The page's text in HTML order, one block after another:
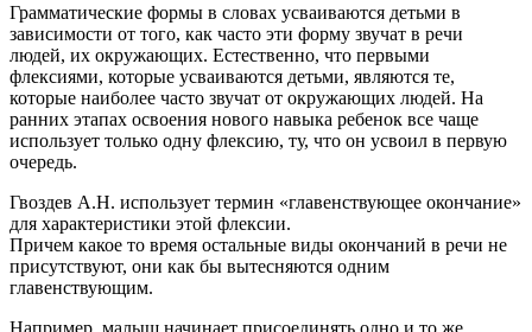
Грамматические формы в словах усваиваются детьми в
зависимости от того, как часто эти форму звучат в речи
людей, их окружающих. Естественно, что первыми
флексиями, которые усваиваются детьми, являются те,
которые наиболее часто звучат от окружающих людей. На
ранних этапах освоения нового навыка ребенок все чаще
использует только одну флексию, ту, что он усвоил в первую
очередь.
Гвоздев А.Н. использует термин «главенствующее окончание»
для характеристики этой флексии.
Причем какое то время остальные виды окончаний в речи не
присутствуют, они как бы вытесняются одним
главенствующим.
Например, малыш начинает присоединять одно и то же